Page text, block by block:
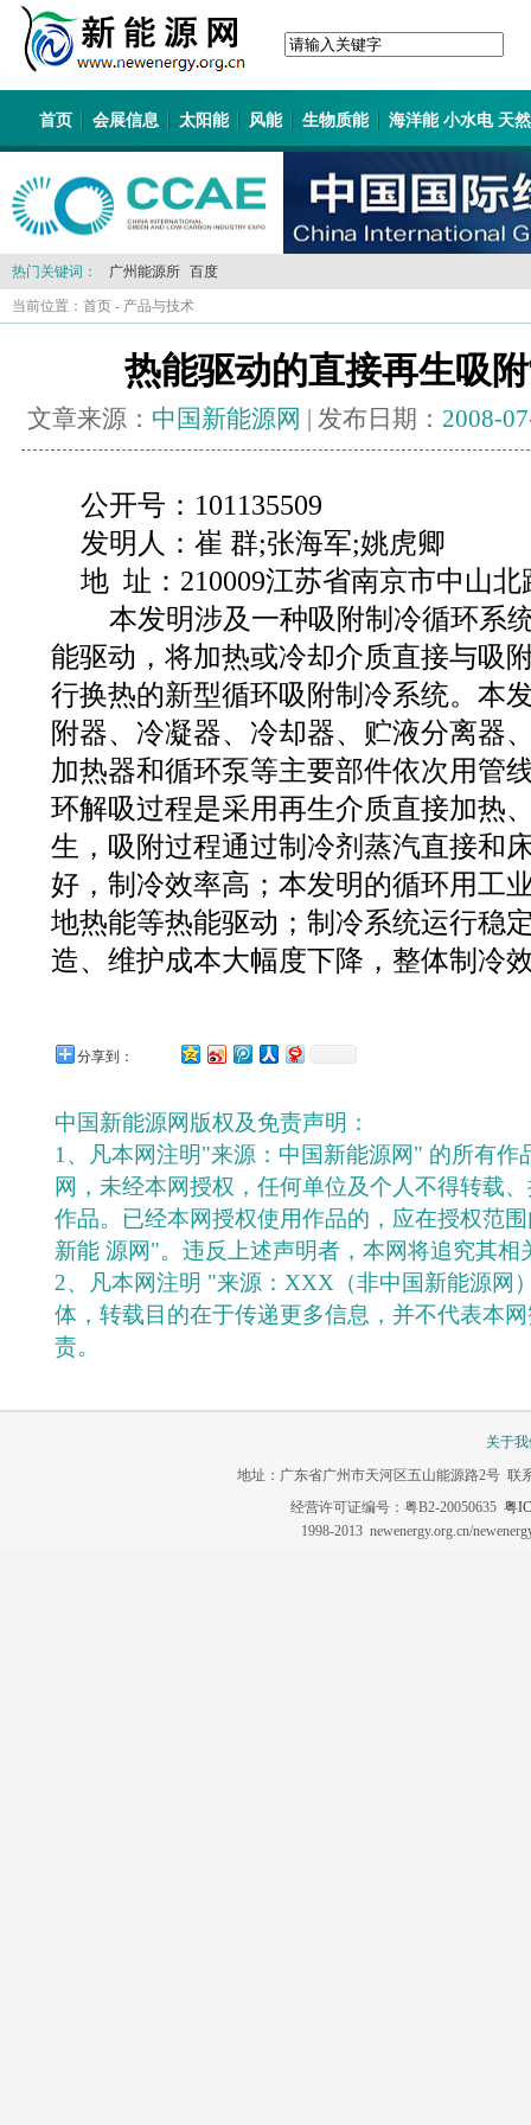
首页 会展信息 太阳能 风能 生物质能 海洋能 小水电 天
热门关键词： 广州能源所 百度
当前位置： 首页 - 产品与技术
热能驱动的直接再生吸
文章来源： 中国新能源网 | 发布日期： 2008-
公开号：101135509
发明人：崔 群;张海军;姚虎卿
地 址：210009江苏省南京市中山北
本发明涉及一种吸附制冷循环系
能驱动，将加热或冷却介质直接与吸
行换热的新型循环吸附制冷系统。本
附器、冷凝器、冷却器、贮液分离器
加热器和循环泵等主要部件依次用管
环解吸过程是采用再生介质直接加热
生，吸附过程通过制冷剂蒸汽直接和
好，制冷效率高；本发明的循环用工
地热能等热能驱动；制冷系统运行稳
造、维护成本大幅度下降，整体制冷
分享到：
中国新能源网版权及免责声明：
1、凡本网注明"来源：中国新能源网" 的所有作
网，未经本网授权，任何单位及个人不得转载
作品。已经本网授权使用作品的，应在授权范
新能 源网"。违反上述声明者，本网将追究其相
2、凡本网注明 "来源：XXX（非中国新能源网
体，转载目的在于传递更多信息，并不代表本
责。
关于
地址：广东省广州市天河区五山能源路2号 联
经营许可证编号：粤B2-20050635 粤
1998-2013 newenergy.org.cn/